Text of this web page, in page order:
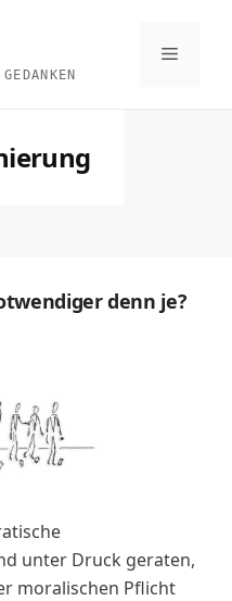
Menü
denn je?
unter Druck geraten,
moralischen Pflicht